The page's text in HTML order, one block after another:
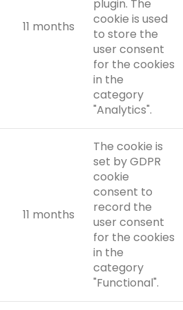
11 months
plugin. The
cookie is used
to store the
user consent
for the cookies
in the
category
"Analytics".
11 months
The cookie is
set by GDPR
cookie
consent to
record the
user consent
for the cookies
in the
category
"Functional".